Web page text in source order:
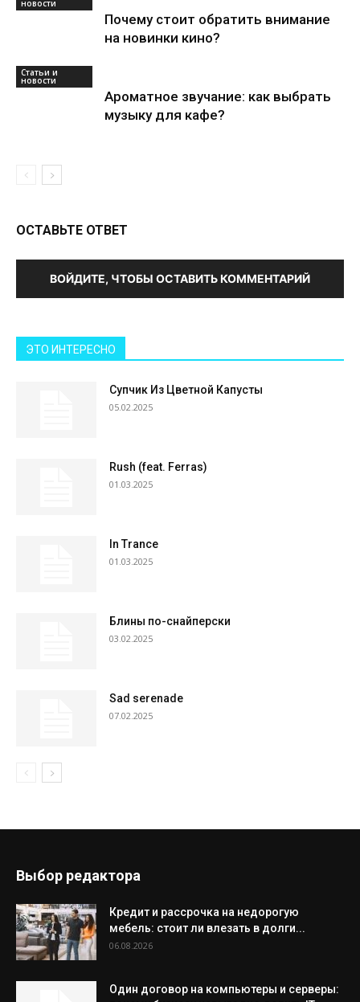
новости
Почему стоит обратить внимание
на новинки кино?
Статьи и
новости
Ароматное звучание: как выбрать
музыку для кафе?
ОСТАВЬТЕ ОТВЕТ
ВОЙДИТЕ, ЧТОБЫ ОСТАВИТЬ КОММЕНТАРИЙ
ЭТО ИНТЕРЕСНО
Супчик Из Цветной Капусты
05.02.2025
Rush (feat. Ferras)
01.03.2025
In Trance
01.03.2025
Блины по-снайперски
03.02.2025
Sad serenade
07.02.2025
Выбор редактора
Кредит и рассрочка на недорогую
мебель: стоит ли влезать в долги...
06.08.2026
Один договор на компьютеры и серверы: